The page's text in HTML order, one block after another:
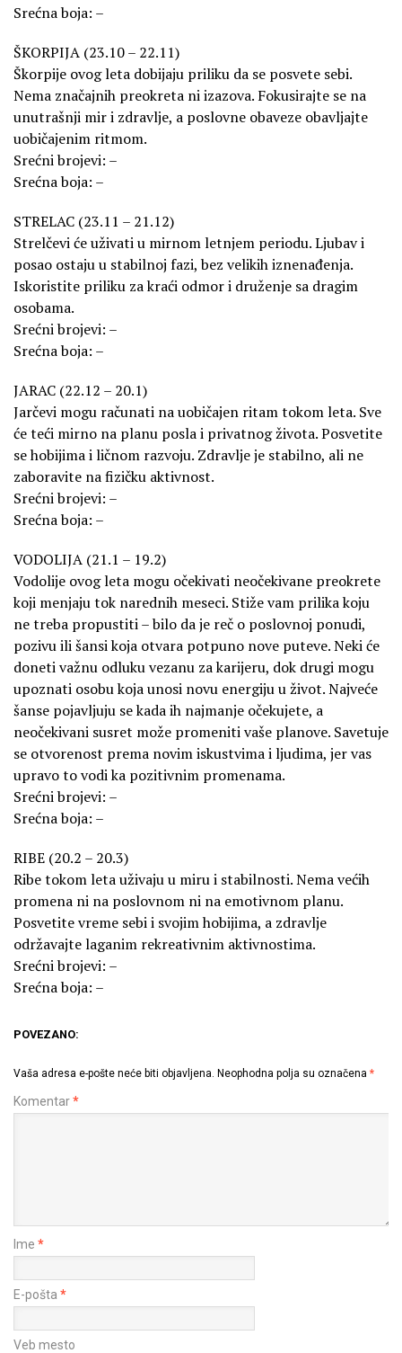
Srećna boja: –
ŠKORPIJA (23.10 – 22.11)
Škorpije ovog leta dobijaju priliku da se posvete sebi.
Nema značajnih preokreta ni izazova. Fokusirajte se na
unutrašnji mir i zdravlje, a poslovne obaveze obavljajte
uobičajenim ritmom.
Srećni brojevi: –
Srećna boja: –
STRELAC (23.11 – 21.12)
Strelčevi će uživati u mirnom letnjem periodu. Ljubav i
posao ostaju u stabilnoj fazi, bez velikih iznenađenja.
Iskoristite priliku za kraći odmor i druženje sa dragim
osobama.
Srećni brojevi: –
Srećna boja: –
JARAC (22.12 – 20.1)
Jarčevi mogu računati na uobičajen ritam tokom leta. Sve
će teći mirno na planu posla i privatnog života. Posvetite
se hobijima i ličnom razvoju. Zdravlje je stabilno, ali ne
zaboravite na fizičku aktivnost.
Srećni brojevi: –
Srećna boja: –
VODOLIJA (21.1 – 19.2)
Vodolije ovog leta mogu očekivati neočekivane preokrete
koji menjaju tok narednih meseci. Stiže vam prilika koju
ne treba propustiti – bilo da je reč o poslovnoj ponudi,
pozivu ili šansi koja otvara potpuno nove puteve. Neki će
doneti važnu odluku vezanu za karijeru, dok drugi mogu
upoznati osobu koja unosi novu energiju u život. Najveće
šanse pojavljuju se kada ih najmanje očekujete, a
neočekivani susret može promeniti vaše planove. Savetuje
se otvorenost prema novim iskustvima i ljudima, jer vas
upravo to vodi ka pozitivnim promenama.
Srećni brojevi: –
Srećna boja: –
RIBE (20.2 – 20.3)
Ribe tokom leta uživaju u miru i stabilnosti. Nema većih
promena ni na poslovnom ni na emotivnom planu.
Posvetite vreme sebi i svojim hobijima, a zdravlje
održavajte laganim rekreativnim aktivnostima.
Srećni brojevi: –
Srećna boja: –
POVEZANO:
Vaša adresa e-pošte neće biti objavljena. Neophodna polja su označena *
Komentar*
Ime *
E-pošta *
Veb mesto